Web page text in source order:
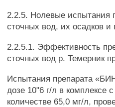
2.2.5. Нолевые испытания
сточных вод, их осадков и
2.2.5.1. Эффективность
сточных вод р. Темерник
Испытания препарата
дозе 10"6 г/л в комплексе
количестве 65,0 мг/л,